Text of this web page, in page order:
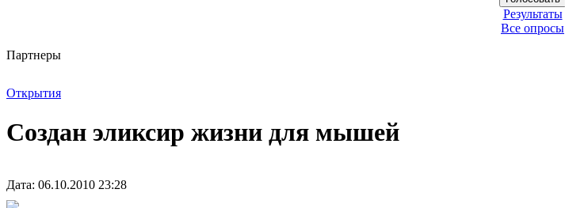
Результаты
Все опросы
Партнеры
Открытия
Создан эликсир жизни для мышей
Дата: 06.10.2010 23:28